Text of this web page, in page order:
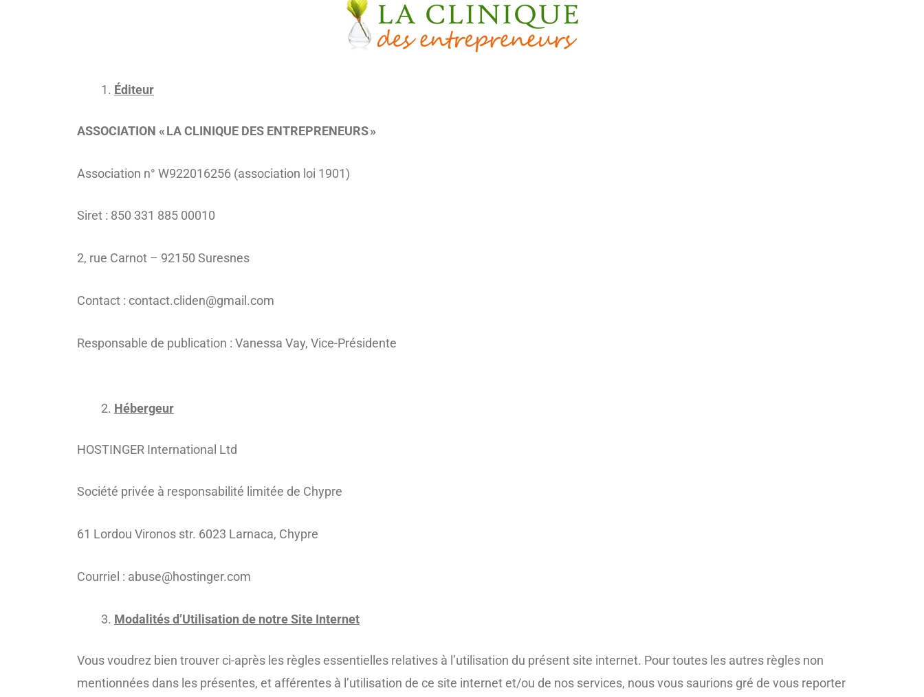
Éditeur
ASSOCIATION « LA CLINIQUE DES ENTREPRENEURS »
Association n° W922016256 (association loi 1901)
Siret : 850 331 885 00010
2, rue Carnot – 92150 Suresnes
Contact : contact.cliden@gmail.com
Responsable de publication : Vanessa Vay, Vice-Présidente
Hébergeur
HOSTINGER International Ltd
Société privée à responsabilité limitée de Chypre
61 Lordou Vironos str. 6023 Larnaca, Chypre
Courriel : abuse@hostinger.com
Modalités d’Utilisation de notre Site Internet
Vous voudrez bien trouver ci-après les règles essentielles relatives à l’utilisation du présent site internet. Pour toutes les autres règles non
mentionnées dans les présentes, et afférentes à l’utilisation de ce site internet et/ou de nos services, nous vous saurions gré de vous reporter